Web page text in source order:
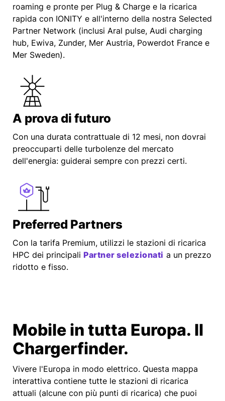
roaming e pronte per Plug & Charge e la ricarica
rapida con IONITY e all'interno della nostra Selected
Partner Network (inclusi Aral pulse, Audi charging
hub, Ewiva, Zunder, Mer Austria, Powerdot France e
Mer Sweden).
A prova di futuro
Con una durata contrattuale di 12 mesi, non dovrai
preoccuparti delle turbolenze del mercato
dell'energia: guiderai sempre con prezzi certi.
Preferred Partners
Con la tarifa Premium, utilizzi le stazioni di ricarica
HPC dei principali Partner selezionati a un prezzo
ridotto e fisso.
Mobile in tutta Europa. Il
Chargerfinder.
Vivere l'Europa in modo elettrico. Questa mappa
interattiva contiene tutte le stazioni di ricarica
attuali (alcune con più punti di ricarica) che puoi